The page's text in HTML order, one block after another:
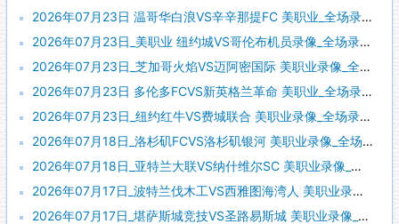
2026年07月23日 温哥华白浪VS辛辛那提FC 美职业_全场录像【视频集锦】
2026年07月23日_美职业 纽约城VS哥伦布机员录像_全场录像【视频集锦】
2026年07月23日_芝加哥火焰VS迈阿密国际 美职业录像_全场录像【高清回放】
2026年07月23日 多伦多FCVS新英格兰革命 美职业_全场录像【视频集锦】
2026年07月23日_纽约红牛VS费城联合 美职业录像_全场录像【视频集锦】
2026年07月18日_洛杉矶FCVS洛杉矶银河 美职业录像_全场录像【高清回放】
2026年07月18日_亚特兰大联VS纳什维尔SC 美职业录像_全场录像【高清回放】
2026年07月17日_波特兰伐木工VS西雅图海湾人 美职业录像_全场录像【全场回放】
2026年07月17日_堪萨斯城竞技VS圣路易斯城 美职业录像_全场录像【高清回放】